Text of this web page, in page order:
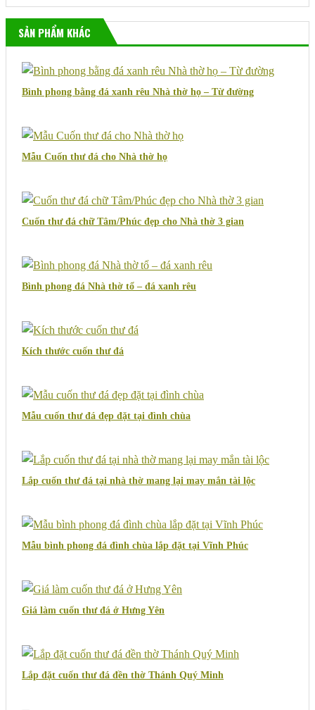
SẢN PHẨM KHÁC
Bình phong bằng đá xanh rêu Nhà thờ họ – Từ đường
Mẫu Cuốn thư đá cho Nhà thờ họ
Cuốn thư đá chữ Tâm/Phúc đẹp cho Nhà thờ 3 gian
Bình phong đá Nhà thờ tổ – đá xanh rêu
Kích thước cuốn thư đá
Mẫu cuốn thư đá đẹp đặt tại đình chùa
Lắp cuốn thư đá tại nhà thờ mang lại may mắn tài lộc
Mẫu bình phong đá đình chùa lắp đặt tại Vĩnh Phúc
Giá làm cuốn thư đá ở Hưng Yên
Lắp đặt cuốn thư đá đền thờ Thánh Quý Minh